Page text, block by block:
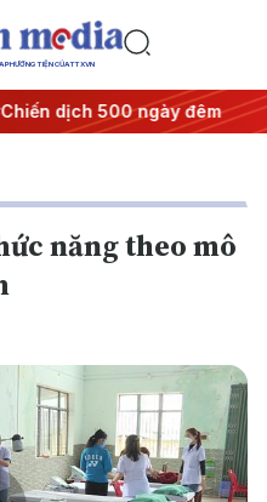
PHƯƠNG TIỆN CỦA TTXVN
dịch 500 ngày đêm
năng theo mô